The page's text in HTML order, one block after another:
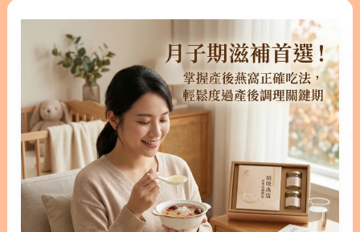
自來水，因為其中的氯可能會影響燕窩的風味與營養
成分。一般燕盞的泡發時間大約需要 2 到 6 小時，視
品種厚度而定，直到燕絲呈現半透明狀且質地柔軟。
泡發的過程中可以觀察「發頭」，高品質的燕窩在充
分吸收水分後，重量通常會增加 4 到 8 倍。請記得，
泡發燕窩的水通常不建議留下來燉煮，因為裡面可能
殘留少許雜質或亞
幼兒 1.4. 痰濕或濕熱體質者 1.5. 腎功能不佳者 2. 吃
燕窩真的有用嗎？營養價值與科學解析 2.1. 豐富的關
鍵營養成分 2.2. 養顏美容與營養補給 2.3. 醫學觀點的
反思 3. 長期吃燕窩的好處與正確吃法 3.1. 穩定補充
更有感 3.2. 建議的食用頻率與用量 4. 燕窩什麼人不
能吃？進階食用禁忌與搭配 4.1. 避免與茶葉或咖啡同
食 4.2. 避開酸性與辛辣油膩食物 5. 展開您的燕窩健
康保養之旅 6. 人不能吃燕窩常見問題 FAQ 7. 燕窩禁
忌更多閱讀 1. 什麼人不能吃燕窩？不適合族群一次
看 雖然燕窩擁有豐富的營養價值，但若體質不適合，
首
選！
掌
握
產